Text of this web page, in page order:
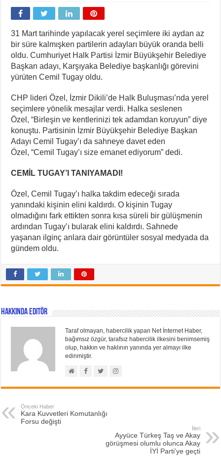
31 Mart tarihinde yapılacak yerel seçimlere iki aydan az
bir süre kalmışken partilerin adayları büyük oranda belli
oldu. Cumhuriyet Halk Partisi İzmir Büyükşehir Belediye
Başkan adayı, Karşıyaka Belediye başkanlığı görevini
yürüten Cemil Tugay oldu.
CHP lideri Özel, İzmir Dikili’de Halk Buluşması’nda yerel
seçimlere yönelik mesajlar verdi. Halka seslenen
Özel, “Birleşin ve kentlerinizi tek adamdan koruyun” diye
konuştu. Partisinin İzmir Büyükşehir Belediye Başkan
Adayı Cemil Tugay’ı da sahneye davet eden
Özel, “Cemil Tugay’ı size emanet ediyorum” dedi.
CEMİL TUGAY’I TANIYAMADI!
Özel, Cemil Tugay’ı halka takdim edeceği sırada
yanındaki kişinin elini kaldırdı. O kişinin Tugay
olmadığını fark ettikten sonra kısa süreli bir gülüşmenin
ardından Tugay’ı bularak elini kaldırdı. Sahnede
yaşanan ilginç anlara dair görüntüler sosyal medyada da
gündem oldu.
Hakkında Editör
Taraf olmayan, habercilik yapan Net İnternet Haber,
bağımsız özgür, tarafsız habercilik ilkesini benimsemiş
olup, hakkın ve haklının yanında yer almayı ilke
edinmiştir.
Önceki Haber
Kara Kuvvetleri Komutanlığı
Forsu değişti
İleri
Ayyüce Türkeş Taş ve Akay
görüşmesi olumlu olunca Akay
İYİ Parti’ye geçti